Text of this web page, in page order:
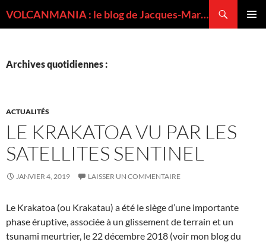
VOLCANMANIA : le blog de Jacques-Marie BARDINTZEFF, volcanologue
Archives quotidiennes :
ACTUALITÉS
LE KRAKATOA VU PAR LES
SATELLITES SENTINEL
JANVIER 4, 2019 LAISSER UN COMMENTAIRE
Le Krakatoa (ou Krakatau) a été le siège d’une importante
phase éruptive, associée à un glissement de terrain et un
tsunami meurtrier, le 22 décembre 2018 (voir mon blog du